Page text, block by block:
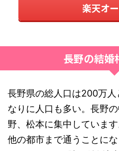
楽天オ
長野の結婚
長野県の総人口は200万
なりに人口も多い。長野
野、松本に集中していま
他の都市まで通うことに